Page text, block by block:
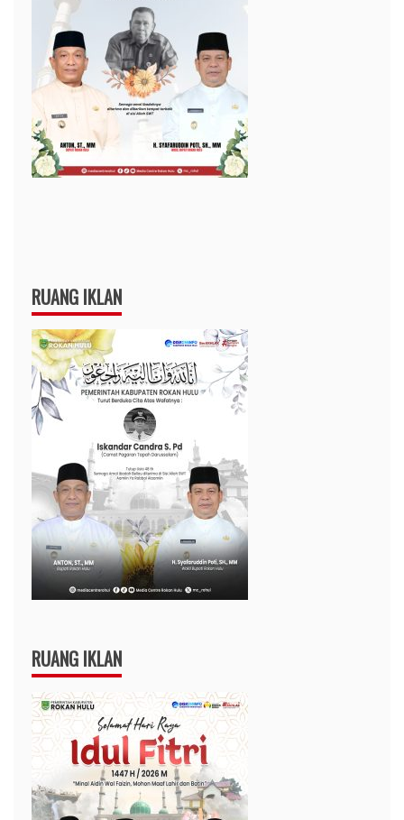
RUANG IKLAN
RUANG IKLAN